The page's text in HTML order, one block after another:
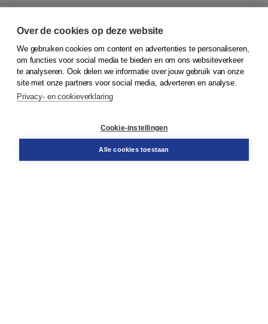
© 2026Koninklijke Boom uitgevers
Klantenservice
Service & informatie
Contact
Over de cookies op deze website
We gebruiken cookies om content en advertenties te personaliseren,
om functies voor social media te bieden en om ons websiteverkeer
te analyseren. Ook delen we informatie over jouw gebruik van onze
site met onze partners voor social media, adverteren en analyse.
Privacy- en cookieverklaring
Cookie-instellingen
Alle cookies toestaan